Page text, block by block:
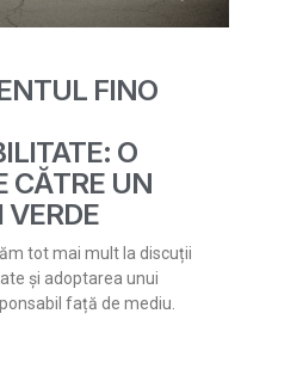
FINO
O
CĂTRE UN
tot mai mult la discuții
și adoptarea unui
față de mediu.